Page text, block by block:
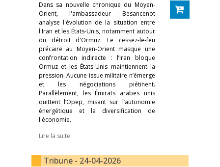
Dans sa nouvelle chronique du Moyen-
Orient, l'ambassadeur Besancenot
analyse l'évolution de la situation entre
l'Iran et les États-Unis, notamment autour
du détroit d'Ormuz. Le cessez-le-feu
précaire au Moyen-Orient masque une
confrontation indirecte : l’Iran bloque
Ormuz et les États-Unis maintiennent la
pression. Aucune issue militaire n’émerge
et les négociations piétinent.
Parallèlement, les Émirats arabes unis
quittent l’Opep, misant sur l’autonomie
énergétique et la diversification de
l'économie.
Lire la suite
Tribune - 24-04-2026